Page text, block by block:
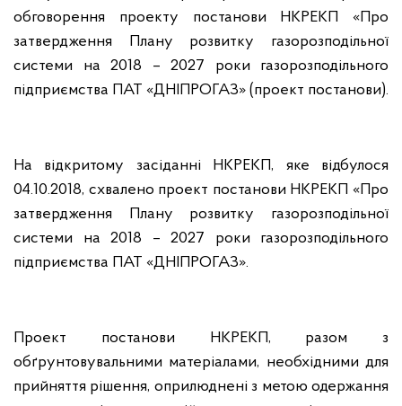
обговорення проекту постанови НКРЕКП «Про
затвердження Плану розвитку газорозподільної
системи на 2018 – 2027 роки газорозподільного
підприємства ПАТ «ДНІПРОГАЗ» (проект постанови).
На відкритому засіданні НКРЕКП, яке відбулося
04.10.2018, схвалено проект постанови НКРЕКП «Про
затвердження Плану розвитку газорозподільної
системи на 2018 – 2027 роки газорозподільного
підприємства ПАТ «ДНІПРОГАЗ».
Проект постанови НКРЕКП, разом з
обґрунтовувальними матеріалами, необхідними для
прийняття рішення, оприлюднені з метою одержання